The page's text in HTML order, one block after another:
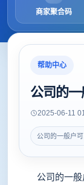
商家聚合码
帮助中心
公司的
2025-06-11
公司的一般户
公司的一般